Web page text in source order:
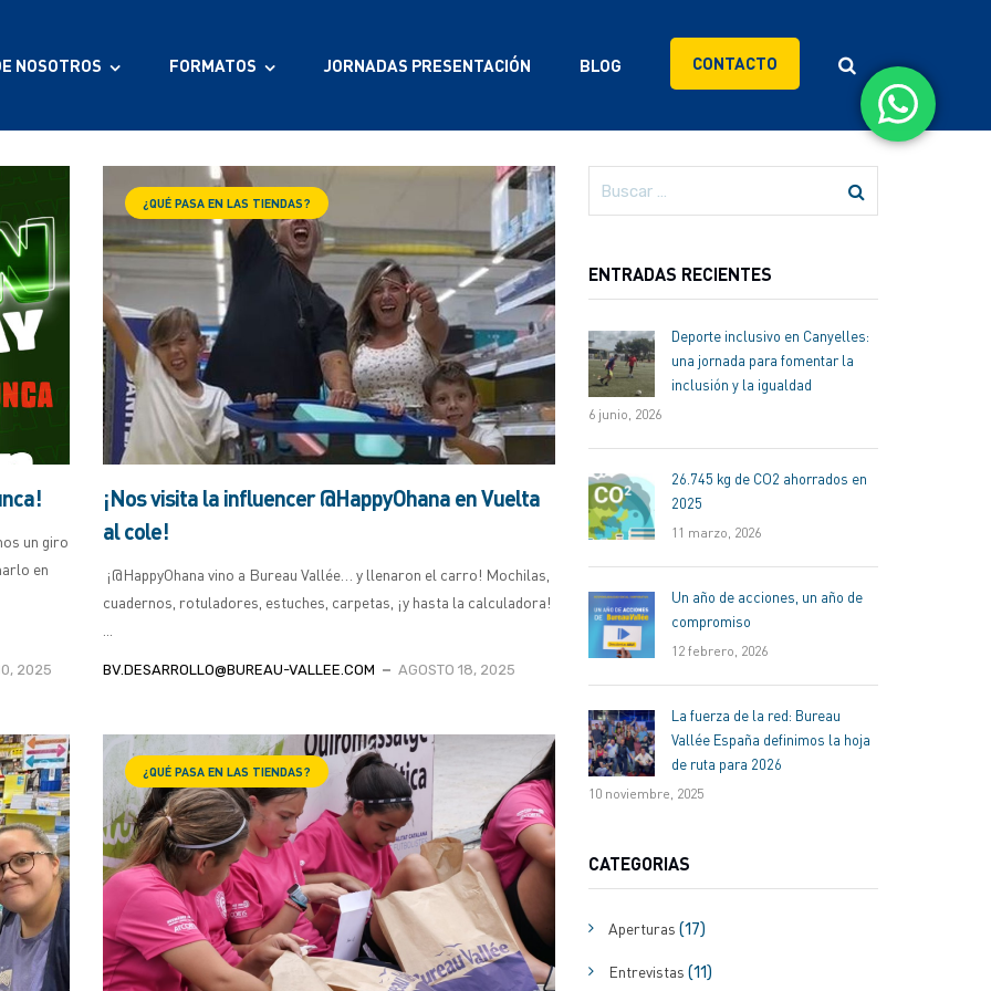
NOSOTROS FORMATOS JORNADAS PRESENTACIÓN BLOG CONTACTO
un giro
en
2025
¿QUÉ PASA EN LAS TIENDAS?
¡Nos visita la influencer @HappyOhana en Vuelta
al cole!
¡@HappyOhana vino a Bureau Vallée… y llenaron el carro! Mochilas,
cuadernos, rotuladores, estuches, carpetas, ¡y hasta la calculadora!
BV.DESARROLLO@BUREAU-VALLEE.COM AGOSTO 18, 2025
¿QUÉ PASA EN LAS TIENDAS?
ENTRADAS RECIENTES
Deporte inclusivo en Canyelles:
una jornada para fomentar la
inclusión y la igualdad
6 junio, 2026
26.745 kg de CO2 ahorrados en
2025
11 marzo, 2026
Un año de acciones, un año de
compromiso
12 febrero, 2026
La fuerza de la red: Bureau
Vallée España definimos la hoja
de ruta para 2026
10 noviembre, 2025
CATEGORIAS
Aperturas (17)
Entrevistas (11)